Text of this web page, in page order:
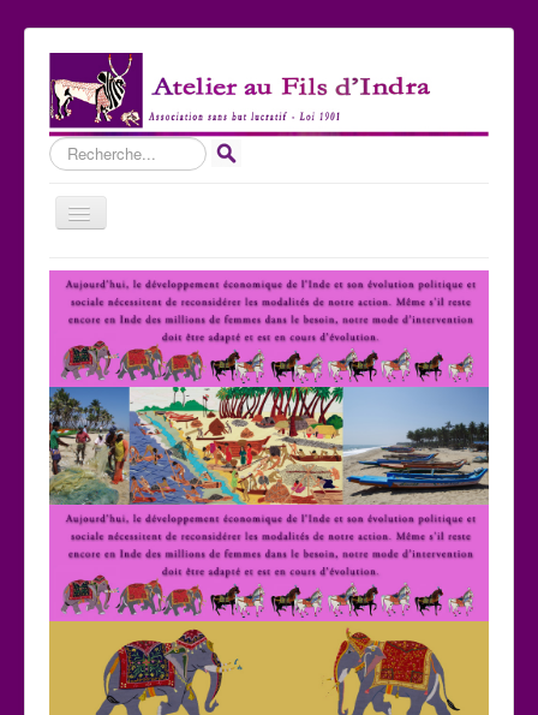
Rechercher
Basculer
la
Accueil
Qui sommes-nous ?
Les Expositions
Les toiles
Participer
Nous contacter
Sites amis